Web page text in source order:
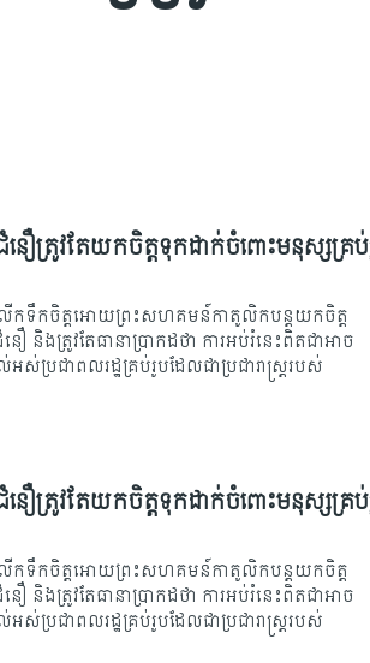
នឿត្រូវតែយកចិត្តទុកដាក់ចំពោះមនុស្សគ្រ
ើកទឹកចិត្តអោយព្រះសហគមន៍កាតូលិកបន្តយកចិត្ត
និងត្រូវតែធានាប្រាកដថា ការអប់រំនេះពិតជាអាច
ប្រជាពលរដ្ឋគ្រប់រូបដែលជាប្រជារាស្រ្តរបស់
នឿត្រូវតែយកចិត្តទុកដាក់ចំពោះមនុស្សគ្រ
ើកទឹកចិត្តអោយព្រះសហគមន៍កាតូលិកបន្តយកចិត្ត
និងត្រូវតែធានាប្រាកដថា ការអប់រំនេះពិតជាអាច
ប្រជាពលរដ្ឋគ្រប់រូបដែលជាប្រជារាស្រ្តរបស់